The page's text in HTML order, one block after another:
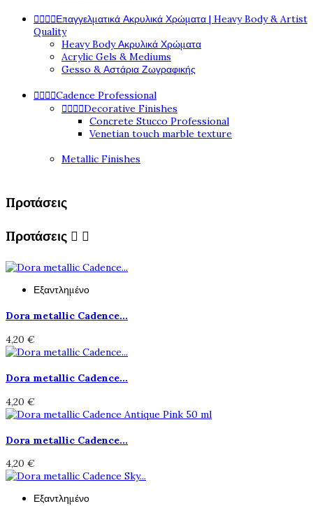
Επαγγελματικά Ακρυλικά Χρώματα | Heavy Body & Artist
Quality
Heavy Body Ακρυλικά Χρώματα
Acrylic Gels & Mediums
Gesso & Αστάρια Ζωγραφικής
Cadence Professional
Decorative Finishes
Concrete Stucco Professional
Venetian touch marble texture
Metallic Finishes
Προτάσεις
Προτάσεις  
Εξαντλημένο
Dora metallic Cadence...
4,20 €
Dora metallic Cadence...
4,20 €
Dora metallic Cadence...
4,20 €
Εξαντλημένο